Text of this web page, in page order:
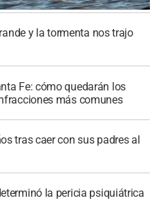
y la tormenta nos trajo
Fe: cómo quedarán los
más comunes
tras caer con sus padres al
la pericia psiquiátrica